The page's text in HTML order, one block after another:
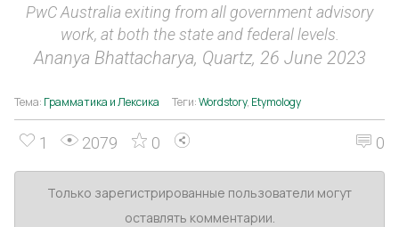
PwC Australia exiting from all government advisory
work, at both the state and federal levels.
Ananya Bhattacharya, Quartz, 26 June 2023
Тема: Грамматика и Лексика Теги:Wordstory, Etymology
1 2079 0 0
Только зарегистрированные пользователи могут
оставлять комментарии.